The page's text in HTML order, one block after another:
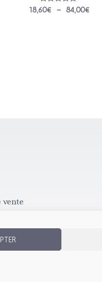
Note
18,60€ – 84,00€
vente